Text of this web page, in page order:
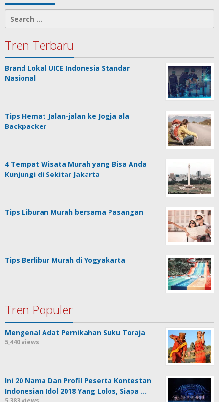
for:
Tren Terbaru
Brand Lokal UICE Indonesia Standar
Nasional
Tips Hemat Jalan-jalan ke Jogja ala
Backpacker
4 Tempat Wisata Murah yang Bisa Anda
Kunjungi di Sekitar Jakarta
Tips Liburan Murah bersama Pasangan
Tips Berlibur Murah di Yogyakarta
Tren Populer
Mengenal Adat Pernikahan Suku Toraja
5,440 views
Ini 20 Nama Dan Profil Peserta Kontestan
Indonesian Idol 2018 Yang Lolos, Siapa …
5,383 views